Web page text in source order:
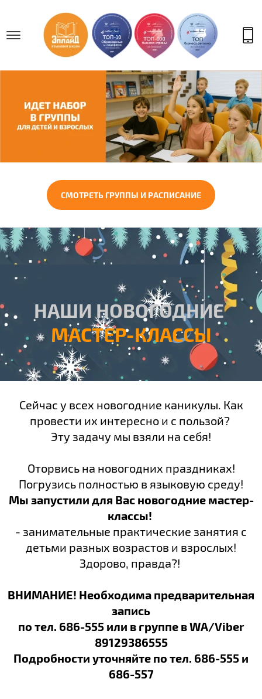
СМОТРЕТЬ ГРУППЫ И РАСПИСАНИЕ
НАШИ НОВОГОДНИЕ
МАСТЕР-КЛАССЫ
Сейчас у всех новогодние каникулы. Как
провести их интересно и с пользой?
Эту задачу мы взяли на себя!
Оторвись на новогодних праздниках!
Погрузись полностью в языковую среду!
Мы запустили для Вас новогодние мастер-
классы!
- занимательные практические занятия с
детьми разных возрастов и взрослых!
Здорово, правда?!
ВНИМАНИЕ! Необходима предварительная
запись
по тел. 686-555 или в группе в WA/Viber
89129386555
Подробности уточняйте по тел. 686-555 и
686-557